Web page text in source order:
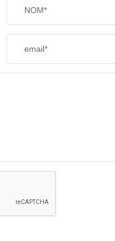
NOM*
email*